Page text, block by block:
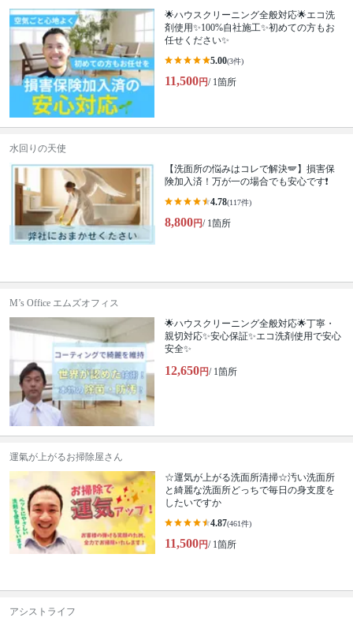
🌟ハウスクリーニング全般対応🌟エコ洗
剤使用✨100%自社施工✨初めての方もお
任せください✨
5.00(3件)
11,500円/ 1箇所
水回りの天使
【洗面所の悩みはコレで解決🪽】損害保
険加入済！万が一の場合でも安心です❗️
4.78(117件)
8,800円/ 1箇所
M’s Office エムズオフィス
🌟ハウスクリーニング全般対応🌟丁寧・
親切対応✨安心保証✨エコ洗剤使用で安心
安全✨
12,650円/ 1箇所
運氣が上がるお掃除屋さん
☆運気が上がる洗面所清掃☆汚い洗面所
と綺麗な洗面所どっちで毎日の身支度を
したいですか
4.87(461件)
11,500円/ 1箇所
アシストライフ